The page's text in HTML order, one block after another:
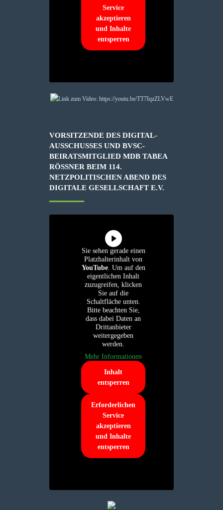
Service
akzeptieren
und Inhalte
entsperren
VORSITZENDE DES DIGITAL-
AUSSCHUSSES UND BVSC-
BEIRATSMITGLIED MDB TABEA
RÖSSNER BEIM 114. N
ETZPOLITISCHEN ABEND DES D
IGITALE GESELLSCHAFT E.V.
Sie sehen gerade einen
Platzhalterinhalt von
YouTube. Um auf den
eigentlichen Inhalt
zuzugreifen, klicken
Sie auf die
Schaltfläche unten.
Bitte beachten Sie,
dass dabei Daten an
Drittanbieter
weitergegeben
werden.
Mehr Informationen
Inhalt
entsperren
Erforderlichen
Service
akzeptieren
und Inhalte
entsperren